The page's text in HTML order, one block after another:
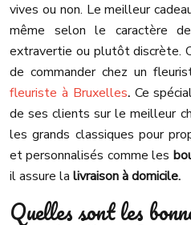
vives ou non. Le meilleur
même selon le caractère
extravertie ou plutôt discrète.
de commander chez un
fleuriste à Bruxelles. Ce
de ses clients sur le meilleur
les grands classiques pour
et personnalisés comme les
il assure la livraison à domicile.
Quelles sont les